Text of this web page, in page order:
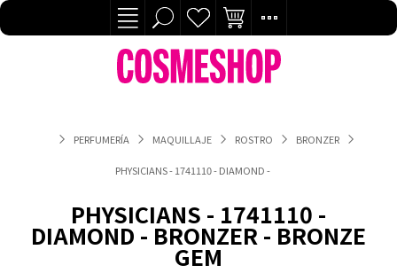
PERFUMERÍA MAQUILLAJE ROSTRO BRONZER
PHYSICIANS - 1741110 - DIAMOND - BRONZER - BRONZE GEM
PHYSICIANS - 1741110 -
DIAMOND - BRONZER - BRONZE
GEM